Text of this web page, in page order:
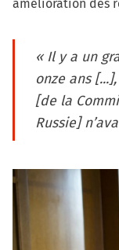
amélioration des
« Il y a un
onze ans
[de la
Russie]